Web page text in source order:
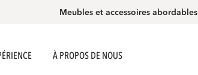
Meubles et accessoires abordables
À PROPOS DE NOUS